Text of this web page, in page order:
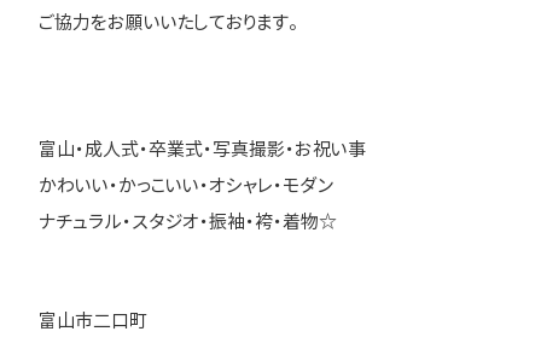
ご協力をお願いいたしております。
富山・成人式・卒業式・写真撮影・お祝い事
かわいい・かっこいい・オシャレ・モダン
ナチュラル・スタジオ・振袖・袴・着物☆
富山市二口町